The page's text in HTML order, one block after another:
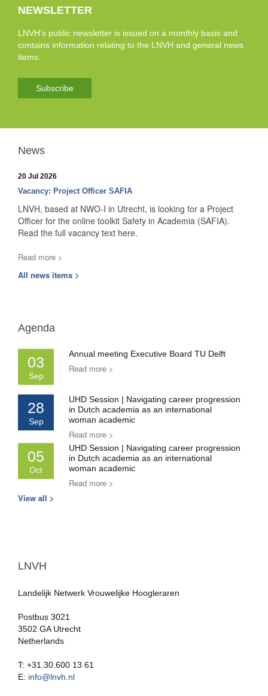
NEWSLETTER
LNVH’s public newsletter is issued on a monthly basis and
contains information relating to the LNVH and general news
items.
Subscribe
News
20 Jul 2026
Vacancy: Project Officer SAFIA
LNVH, based at NWO-I in Utrecht, is looking for a Project
Officer for the online toolkit Safety in Academia (SAFIA).
Read the full vacancy text here.
Read more >
All news items >
Agenda
03
Sep
Annual meeting Executive Board TU Delft
Read more >
28
Sep
UHD Session | Navigating career progression
in Dutch academia as an international
woman academic
Read more >
05
Oct
UHD Session | Navigating career progression
in Dutch academia as an international
woman academic
Read more >
View all >
LNVH
Landelijk Netwerk Vrouwelijke Hoogleraren
Postbus 3021
3502 GA Utrecht
Netherlands
T: +31.30.600 13 61
E: info@lnvh.nl